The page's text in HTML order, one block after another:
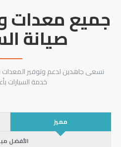
جميع معدات
صيانة
نسعى جاهدين لدعم وتوفير المعدات
خدمة السيارات
مميز
الأفضل